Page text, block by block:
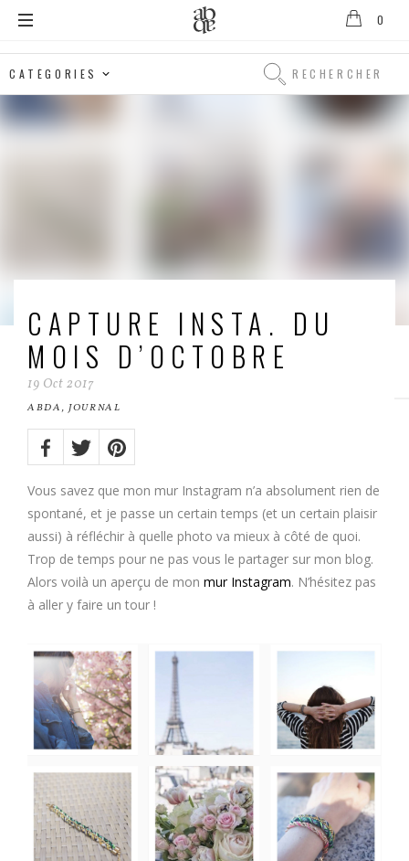
D'Anthenay
0
Rechercher
Rechercher
CAPTURE INSTA. DU
MOIS D’OCTOBRE
19 Oct 2017
ABDA, JOURNAL
Share
on:Facebook
TwitterPinterest
Vous savez que mon mur Instagram n’a absolument rien de
spontané, et je passe un certain temps (et un certain plaisir
aussi) à réfléchir à quelle photo va mieux à côté de quoi.
Trop de temps pour ne pas vous le partager sur mon blog.
Alors voilà un aperçu de mon mur Instagram. N’hésitez pas
à aller y faire un tour !